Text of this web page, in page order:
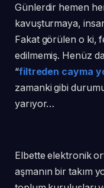
Günlerdir hemen
kavuşturmaya,
Fakat görülen o ki,
edilmemiş. Henüz
“filtreden cayma
zamanki gibi
yarıyor…
Elbette elektronik
aşmanın bir takım